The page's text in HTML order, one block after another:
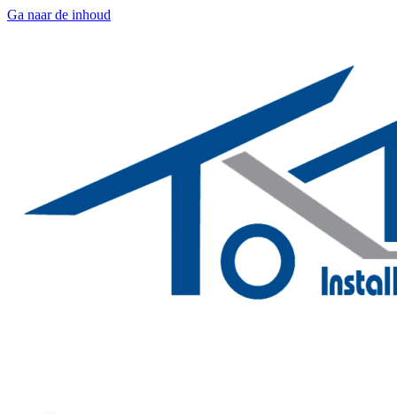
Ga naar de inhoud